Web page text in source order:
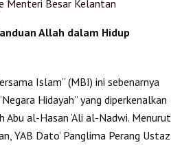
Menteri Besar Kelantan
Allah dalam Hidup
Islam” (MBI) ini sebenarnya
Hidayah” yang diperkenalkan
Abu al-Hasan ‘Ali al-Nadwi. Menurut
YAB Dato’ Panglima Perang Ustaz